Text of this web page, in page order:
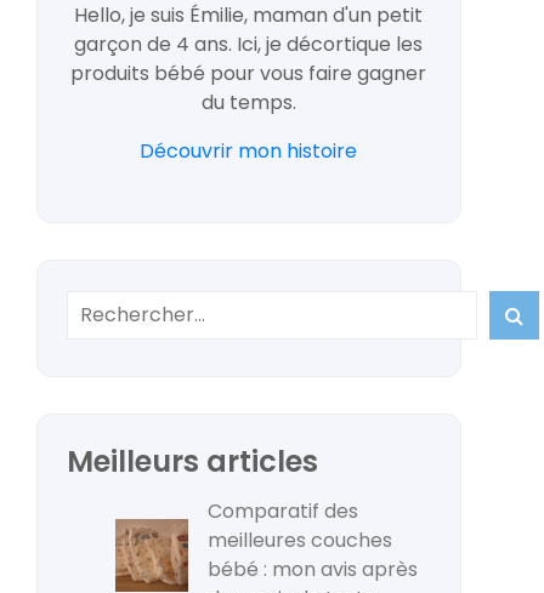
Hello, je suis Émilie, maman d'un petit
garçon de 4 ans. Ici, je décortique les
produits bébé pour vous faire gagner
du temps.
Découvrir mon histoire

Meilleurs articles
Comparatif des
meilleures couches
bébé : mon avis après